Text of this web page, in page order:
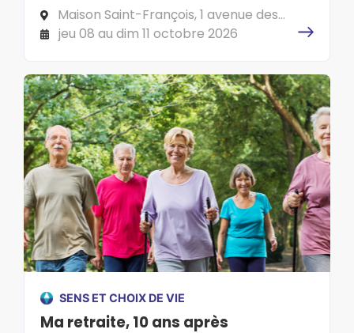
professionnel et vie de couple.
Maison Saint-François, 1 avenue des
Acacias, 35800 DINARD
jeu 08 au dim 11 octobre 2026
SENS ET CHOIX DE VIE
Ma retraite, 10 ans après